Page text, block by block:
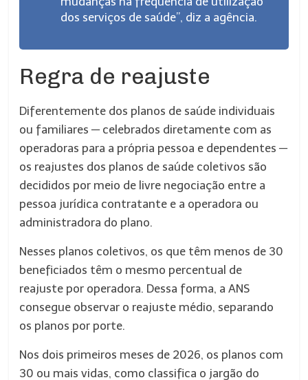
dos serviços de saúde”, diz a agência.
Regra de reajuste
Diferentemente dos planos de saúde individuais
ou familiares ─ celebrados diretamente com as
operadoras para a própria pessoa e dependentes ─
os reajustes dos planos de saúde coletivos são
decididos por meio de livre negociação entre a
pessoa jurídica contratante e a operadora ou
administradora do plano.
Nesses planos coletivos, os que têm menos de 30
beneficiados têm o mesmo percentual de
reajuste por operadora. Dessa forma, a ANS
consegue observar o reajuste médio, separando
os planos por porte.
Nos dois primeiros meses de 2026, os planos com
30 ou mais vidas, como classifica o jargão do